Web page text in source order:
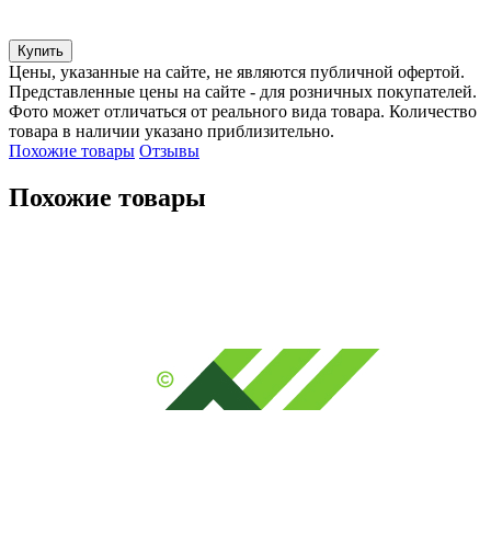
Купить
Цены, указанные на сайте, не являются публичной офертой.
Представленные цены на сайте - для розничных покупателей.
Фото может отличаться от реального вида товара. Количество
товара в наличии указано приблизительно.
Похожие товары Отзывы
Похожие товары